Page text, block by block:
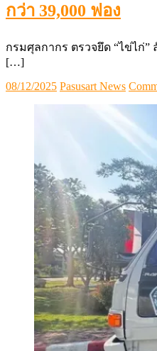
กว่า 39,000 ฟอง
กรมศุลกากร ตรวจยึด “ไข่ไก่”
[…]
Posted
08/12/2025 Author
Pasusart News